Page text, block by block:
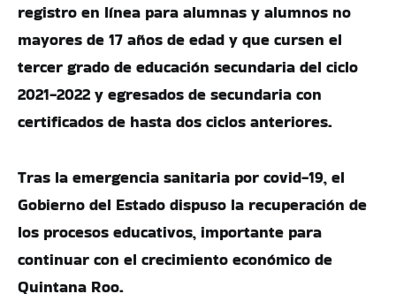
registro en línea para alumnas y alumnos no
mayores de 17 años de edad y que cursen el
tercer grado de educación secundaria del ciclo
2021-2022 y egresados de secundaria con
certificados de hasta dos ciclos anteriores.
Tras la emergencia sanitaria por covid-19, el
Gobierno del Estado dispuso la recuperación de
los procesos educativos, importante para
continuar con el crecimiento económico de
Quintana Roo.